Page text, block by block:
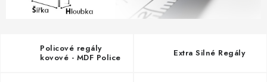
HODNOCENÍ OBCHODU
Policové regály
kovové - MDF Police
Extra Silné Regály